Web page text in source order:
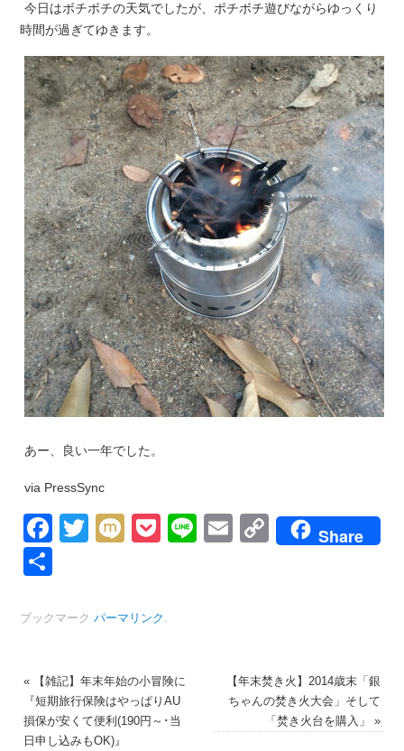
今日はボチボチの天気でしたが、ボチボチ遊びながらゆっくり
時間が過ぎてゆきます。
あー、良い一年でした。
via PressSync
Facebook
Twitter
MixiPocket
LineEmailCopyShare
ブックマーク パーマリンク
«【雑記】年末年始の小冒険に
『短期旅行保険はやっぱりAU
損保が安くて便利(190円～･当
日申し込みもOK)』
【年末焚き火】2014歳末「銀
ちゃんの焚き火大会」そして
「焚き火台を購入」»